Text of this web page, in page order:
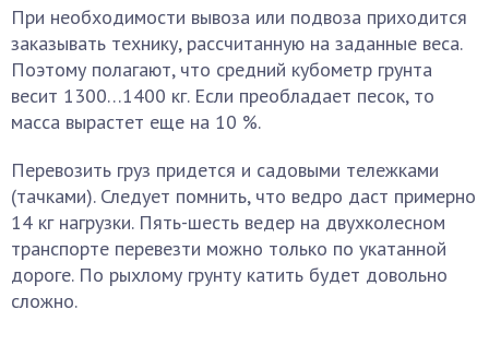
При необходимости вывоза или подвоза приходится
заказывать технику, рассчитанную на заданные веса.
Поэтому полагают, что средний кубометр грунта
весит 1300…1400 кг. Если преобладает песок, то
масса вырастет еще на 10 %.
Перевозить груз придется и садовыми тележками
(тачками). Следует помнить, что ведро даст примерно
14 кг нагрузки. Пять-шесть ведер на двухколесном
транспорте перевезти можно только по укатанной
дороге. По рыхлому грунту катить будет довольно
сложно.